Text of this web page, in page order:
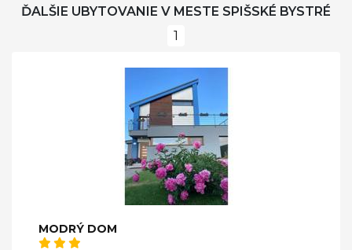
ĎALŠIE UBYTOVANIE V MESTE SPIŠSKÉ BYSTRÉ
1
MODRÝ DOM